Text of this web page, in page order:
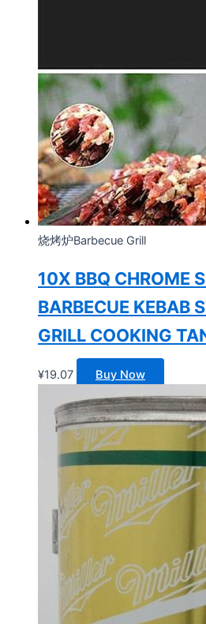
烧烤炉Barbecue Grill
10X BBQ CHROME
BARBECUE KEBAB
GRILL COOKING
¥19.07 Buy Now